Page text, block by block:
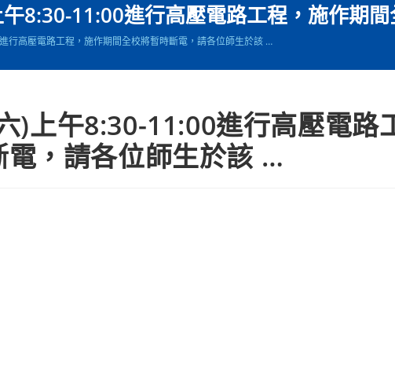
8:30-11:00進行高壓電路工程，施作期
行高壓電路工程，施作期間全校將暫時斷電，請各位師生於該 …
)上午8:30-11:00進行高壓電路
電，請各位師生於該 …